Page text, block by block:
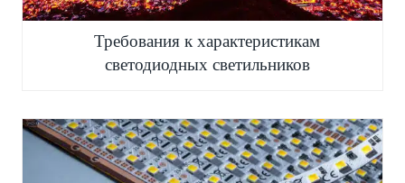
Требования к характеристикам
светодиодных светильников